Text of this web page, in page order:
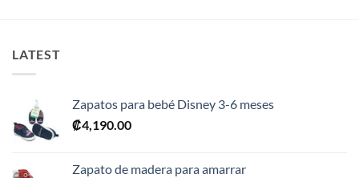
LATEST
Zapatos para bebé Disney 3-6 meses
₡4,190.00
Zapato de madera para amarrar